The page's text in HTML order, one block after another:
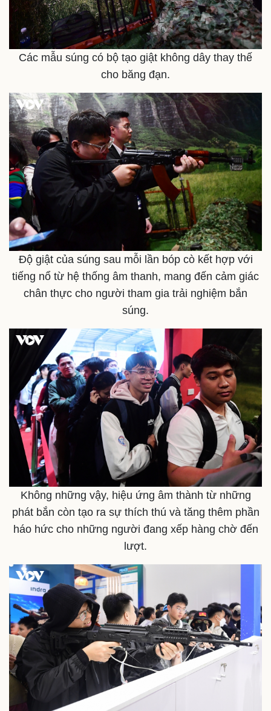
Pháp luật
Vụ án
Tin nóng
Tư vấn luật
Quân sự - Quốc phòng
Vũ khí
Việt Nam
Phân tích
Thể thao
Bóng đá
Lịch thi đấu bóng đá
Hậu trường
Xe máy
Các mẫu súng có bộ tạo giật không dây thay thế
cho băng đạn.
Độ giật của súng sau mỗi lần bóp cò kết hợp với
tiếng nổ từ hệ thống âm thanh, mang đến cảm giác
chân thực cho người tham gia trải nghiệm bắn
súng.
Không những vậy, hiệu ứng âm thành từ những
phát bắn còn tạo ra sự thích thú và tăng thêm phần
háo hức cho những người đang xếp hàng chờ đến
lượt.